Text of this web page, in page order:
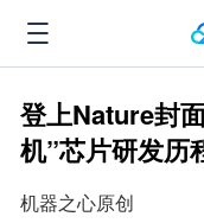
登上Nature封
机”芯片研发历
机器之心原创